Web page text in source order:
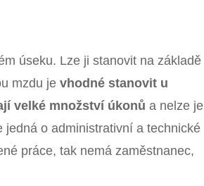
úseku. Lze ji stanovit na základě
mzdu jevhodné stanovit u
velké množství úkonů a nelze je
jedná o administrativní a technické
práce, tak nemá zaměstnanec,